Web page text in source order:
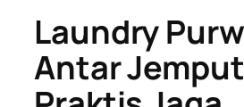
Laundry
Antar